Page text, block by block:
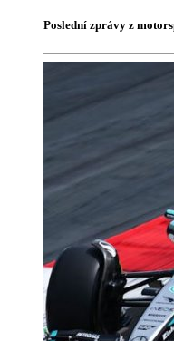
Poslední zprávy z